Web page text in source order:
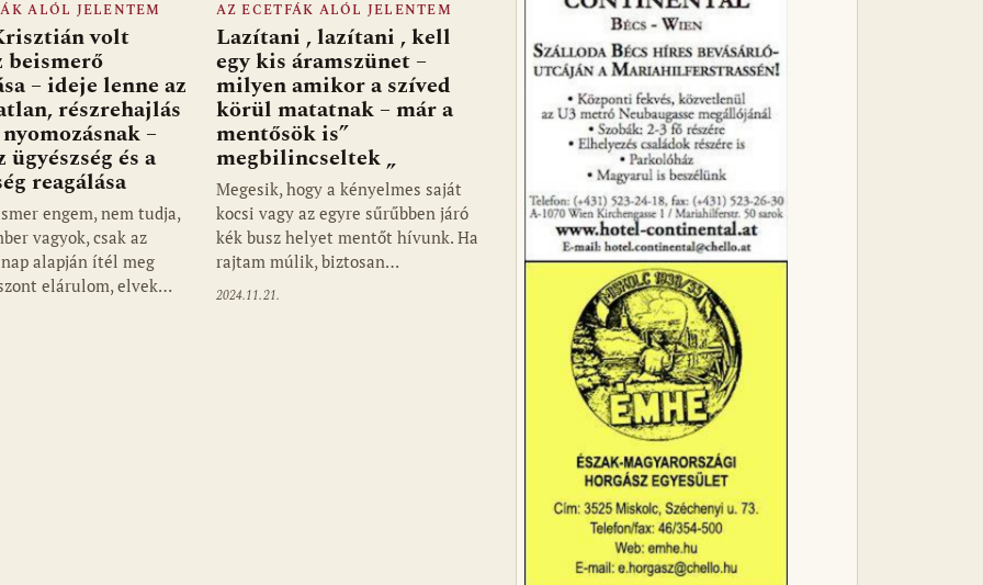
ALÓL JELENTEM
volt
beismerő
– ideje lenne az
részrehajlás
–
ügyészség és a
reagálása
engem, nem tudja,
vagyok, csak az
alapján ítél meg
elárulom, elvek…
AZ ECETFÁK ALÓL JELENTEM
Lazítani , lazítani , kell
egy kis áramszünet –
milyen amikor a szíved
körül matatnak – már a
mentősök is”
megbilincseltek „
Megesik, hogy a kényelmes saját
kocsi vagy az egyre sűrűbben járó
kék busz helyet mentőt hívunk. Ha
rajtam múlik, biztosan…
2024.11.21.